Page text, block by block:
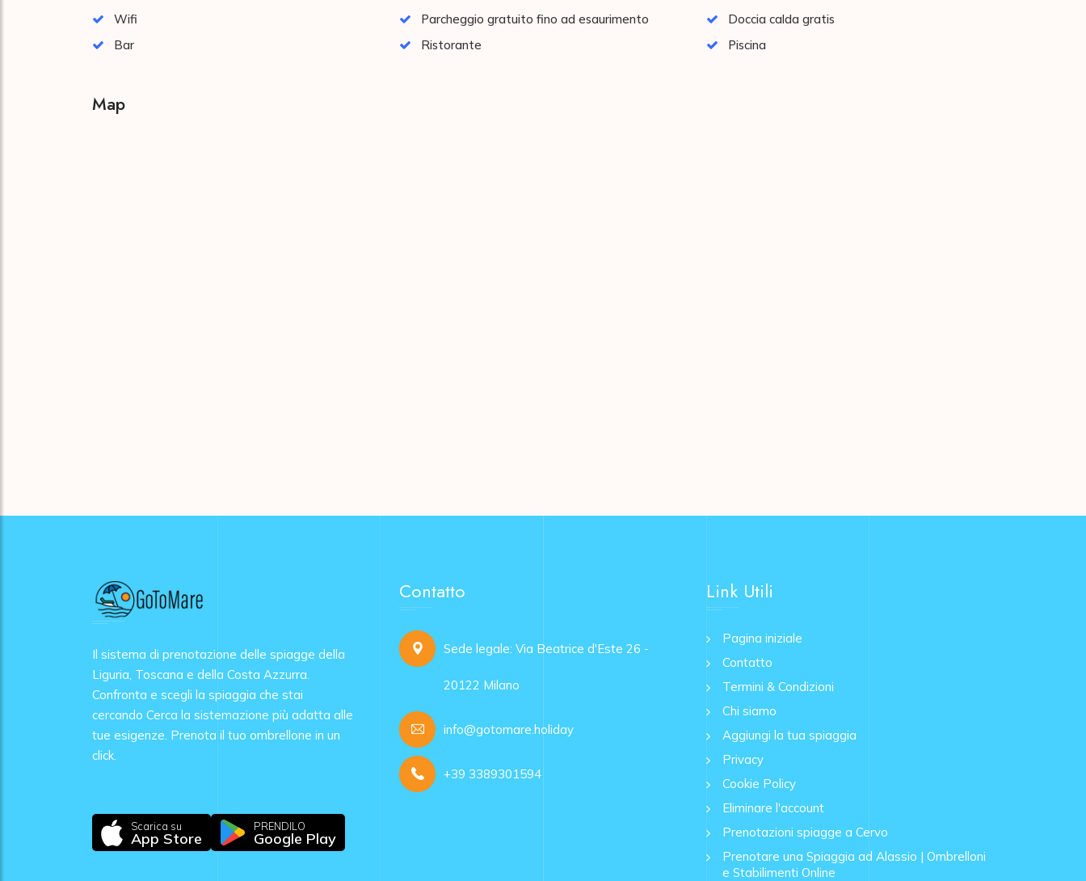
Wifi Parcheggio gratuito fino ad esaurimento
Doccia calda gratis
Bar
Ristorante Piscina
Map
Il sistema di prenotazione delle spiagge della
Liguria, Toscana e della Costa Azzurra.
Confronta e scegli la spiaggia che stai
cercando Cerca la sistemazione più adatta alle
tue esigenze. Prenota il tuo ombrellone in un
click.
Scarica su
App Store
PRENDILO
Google Play
Contatto
Sede legale: Via Beatrice d'Este 26 -
20122 Milano
info@gotomare.holiday
+39 3389301594
Link Utili
Pagina iniziale
Contatto
Termini & Condizioni
Chi siamo
Aggiungi la tua spiaggia
Privacy
Cookie Policy
Eliminare l'account
Prenotazioni spiagge a Cervo
Prenotare una Spiaggia ad Alassio | Ombrelloni
e Stabilimenti Online